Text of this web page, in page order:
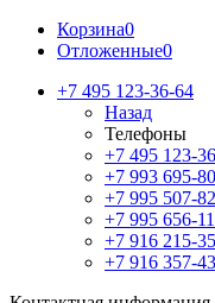
Корзина0
Отложенные0
+7 495 123-36-64
Назад
Телефоны
+7 495 123-
+7 993 695-
+7 995 507-
+7 995 656-
+7 916 215-
+7 916 357-